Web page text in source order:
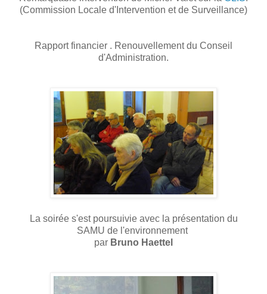
(Commission Locale d'Intervention et de Surveillance)
Rapport financier . Renouvellement du Conseil
d'Administration.
La soirée s'est poursuivie avec la présentation du
SAMU de l'environnement
par Bruno Haettel